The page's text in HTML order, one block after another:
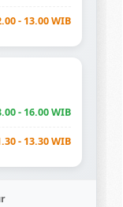
- 13.00 WIB
- 16.00 WIB
- 13.30 WIB